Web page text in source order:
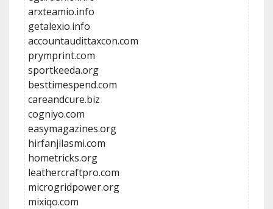
arxteamio.info
getalexio.info
accountaudittaxcon.com
prymprint.com
sportkeeda.org
besttimespend.com
careandcure.biz
cogniyo.com
easymagazines.org
hirfanjilasmi.com
hometricks.org
leathercraftpro.com
microgridpower.org
mixiqo.com